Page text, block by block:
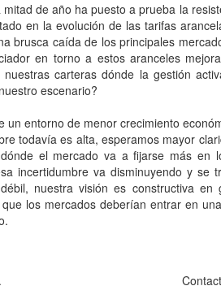
mitad de año ha puesto a prueba la
en la evolución de las tarifas
brusca caída de los principales
en torno a estos aranceles
nuestras carteras dónde la gestión
escenario?
un entorno de menor crecimiento
todavía es alta, esperamos mayor
el mercado va a fijarse más en
incertidumbre va disminuyendo y
nuestra visión es constructiva
los mercados deberían entrar en
Contact